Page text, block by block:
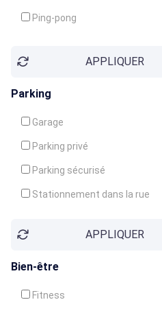
Ping-pong
Jeux d'enfantsAPPLIQUER
Parking
Garage
Parking privé
Parking sécurisé
Stationnement dans la rue
APPLIQUER
Bien-être
Fitness